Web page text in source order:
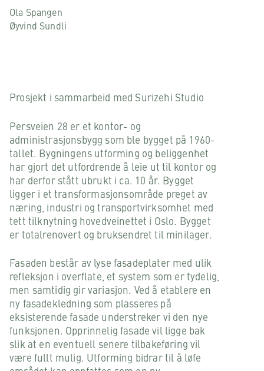
Ola Spangen
Øyvind Sundli
Prosjekt i sammarbeid med Surizehi Studio
Persveien 28 er et kontor- og
administrasjonsbygg som ble bygget på 1960-
tallet. Bygningens utforming og beliggenhet
har gjort det utfordrende å leie ut til kontor og
har derfor stått ubrukt i ca. 10 år. Bygget
ligger i et transformasjonsområde preget av
næring, industri og transportvirksomhet med
tett tilknytning hovedveinettet i Oslo. Bygget
er totalrenovert og bruksendret til minilager.
Fasaden består av lyse fasadeplater med ulik
refleksjon i overflate, et system som er tydelig,
men samtidig gir variasjon. Ved å etablere en
ny fasadekledning som plasseres på
eksisterende fasade understreker vi den nye
funksjonen. Opprinnelig fasade vil ligge bak
slik at en eventuell senere tilbakeføring vil
være fullt mulig. Utforming bidrar til å løfe